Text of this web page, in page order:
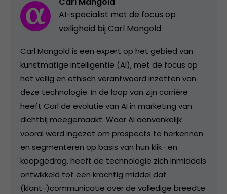
AI-specialist met de focus op
veiligheid bij Carl Mangold
Carl Mangold is een expert op het gebied van
kunstmatige intelligentie (AI), met de focus op
het veilig en ethisch verantwoord inzetten van
deze technologie. In de loop van zijn carrière
heeft Carl de evolutie van AI in marketing van
dichtbij meegemaakt. Waar AI aanvankelijk
vooral werd ingezet om prospects te herkennen
en segmenteren op basis van hun klik- en
koopgedrag, heeft de technologie zich inmiddels
ontwikkeld tot een krachtig middel dat
(klant-)communicatie over de volledige breedte